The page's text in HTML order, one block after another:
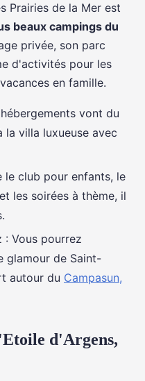
Prairies de la Mer est
beaux campings du
privée, son parc
d'activités pour les
en famille.
vont du
villa luxueuse avec
le club pour enfants, le
les soirées à thème, il
: Vous pourrez
glamour de Saint-
autour du Campasun,
d'Argens,